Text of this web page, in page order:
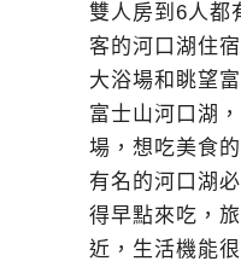
雙人房到6人都
客的河口湖住
大浴場和眺望
富士山河口湖
場，想吃美食
有名的河口湖
得早點來吃，
近，生活機能很